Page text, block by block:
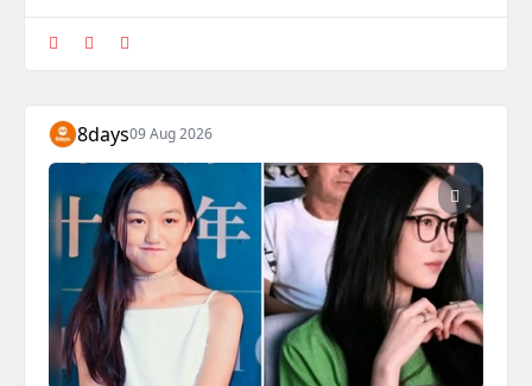
membantu dan menggendong Abah Rastam ketika
berada di kawasan Masjidil Haram turut dirakam dan
dikongsikan di media sosial, sehingga mengundang
8days09 Aug 2026